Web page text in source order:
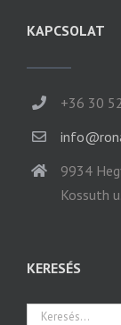
KAPCSOLAT
+36 30
9934
Kossuth
KERESÉS
Keresés...